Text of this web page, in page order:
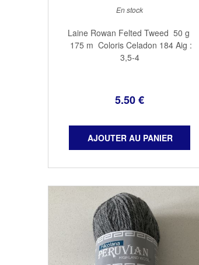
5.50€
En stock
Laine Rowan Felted Tweed 50 g
175 m Coloris Celadon 184 Aig :
3,5-4